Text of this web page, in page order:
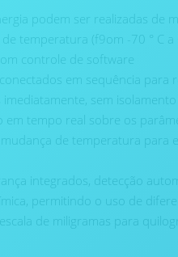
podem ser realizadas de
temperatura (f9om -70 ° C a
controle de software
em sequência
imediatamente, sem isolamento
em tempo real sobre os
de temperatura para
integrados, detecção
permitindo o uso de
de miligramas para